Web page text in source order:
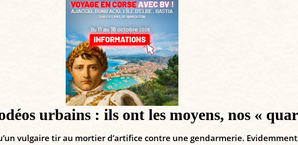
urbains : ils ont les moyens, nos «
vulgaire tir au mortier d’artifice contre une gendarmerie.